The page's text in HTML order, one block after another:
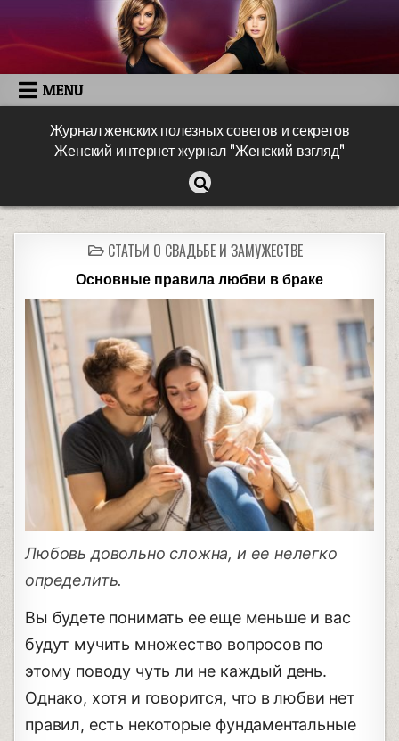
MENU
Журнал женских полезных советов и секретов
Женский интернет журнал "Женский взгляд"
СТАТЬИ О СВАДЬБЕ И ЗАМУЖЕСТВЕ
Основные правила любви в браке
Любовь довольно сложна, и ее нелегко
определить.
Вы будете понимать ее еще меньше и вас
будут мучить множество вопросов по
этому поводу чуть ли не каждый день.
Однако, хотя и говорится, что в любви нет
правил, есть некоторые фундаментальные